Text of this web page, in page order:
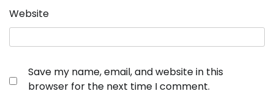
Website
Save my name, email, and website in this
browser for the next time I comment.